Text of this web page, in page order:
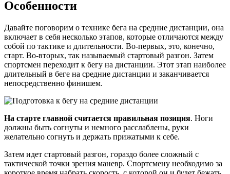
Особенности
Давайте поговорим о технике бега на средние дистанции, она
включает в себя несколько этапов, которые отличаются между
собой по тактике и длительности. Во-первых, это, конечно,
старт. Во-вторых, так называемый стартовый разгон. Затем
спортсмен переходит к бегу на дистанции. Этот этап наиболее
длительный в беге на средние дистанции и заканчивается
непосредственно финишем.
На старте главной считается правильная позиция. Ноги
должны быть согнуты и немного расслаблены, руки
желательно согнуть и держать прижатыми к себе.
Затем идет стартовый разгон, гораздо более сложный с
тактической точки зрения маневр. Спортсмену необходимо за